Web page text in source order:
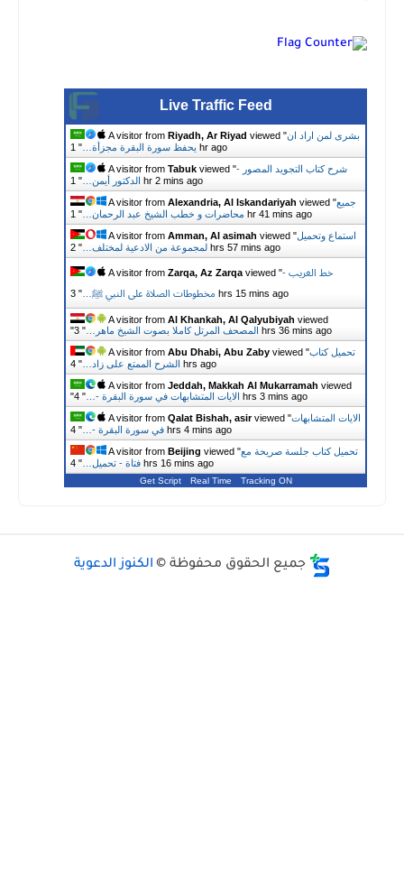
Live Traffic Feed
A visitor fromRiyadh, Ar Riyadviewed "لمن اراد ان
يحفظ سورة البقرة مجزأة… "
A visitor from Tabukviewed "كتاب التجويد المصور -
الدكتور أيمن…"
A visitor fromAlexandria, Al Iskandariyah
محاضرات و خطب الشيخ عبد الرحمان…"
1 hr 41 mins ago
A visitor fromAmman, Al asimahviewed "
لمجموعة من الادعية لمختلف…" 2 hrs 57 mins ago
A visitor fromZarqa, Az Zarqaviewed "
مخطوطات الصلاة على النبي ﷺ…" 3 hrs 15 mins ago
A visitor fromAl Khankah, Al Qalyubiyah
"
المصحف المرتل كاملا بصوت الشيخ ماهر…"
3 hrs 36 mins ago
A visitor fromAbu Dhabi, Abu Zaby viewed "
الشرح الممتع على زاد…"
A visitor fromJeddah, Makkah Al Mukarramah
"
الايات المتشابهات في سورة البقرة -…"
4 hrs 3 mins ago
A visitor from Qalat Bishah, asirviewed "المتشابهات
في سورة البقرة -…"
4 hrs 4 mins ago
A visitor fromBeijingviewed "كتاب جلسة صريحة مع
فتاة - تحميل…" 4 hrs 16 mins ago
Get Script Real Time
جميع الحقوق محفوظة ©الكنوز الدعوية